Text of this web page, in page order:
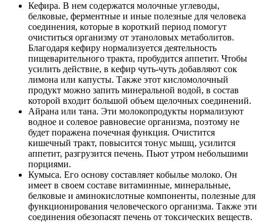
Кефира. В нем содержатся молочные углеводы,
белковые, ферментные и иные полезные для человека
соединения, которые в короткий период помогут
очиститься организму от этаноловых метаболитов.
Благодаря кефиру нормализуется деятельность
пищеварительного тракта, пробудится аппетит. Чтобы
усилить действие, в кефир чуть-чуть добавляют сок
лимона или капусты. Также этот кисломолочный
продукт можно запить минеральной водой, в состав
которой входит большой объем щелочных соединений.
Айрана или тана. Эти молокопродукты нормализуют
водное и солевое равновесие организма, поэтому не
будет поражена почечная функция. Очистится
кишечный тракт, повысится тонус мышц, усилится
аппетит, разгрузится печень. Пьют утром небольшими
порциями.
Кумыса. Его основу составляет кобылье молоко. Он
имеет в своем составе витаминные, минеральные,
белковые и аминокислотные компоненты, полезные для
функционирования человеческого организма. Также эти
соединения обезопасят печень от токсических веществ.